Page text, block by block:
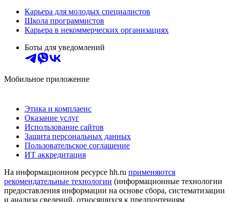
Карьера для молодых специалистов
Школа программистов
Карьера в некоммерческих организациях
Боты для уведомлений
Мобильное приложение
Этика и комплаенс
Оказание услуг
Использование сайтов
Защита персональных данных
Пользовательское соглашение
ИТ аккредитация
На информационном ресурсе hh.ru применяются
рекомендательные технологии (информационные технологии
предоставления информации на основе сбора, систематизации
и анализа сведений, относящихся к предпочтениям